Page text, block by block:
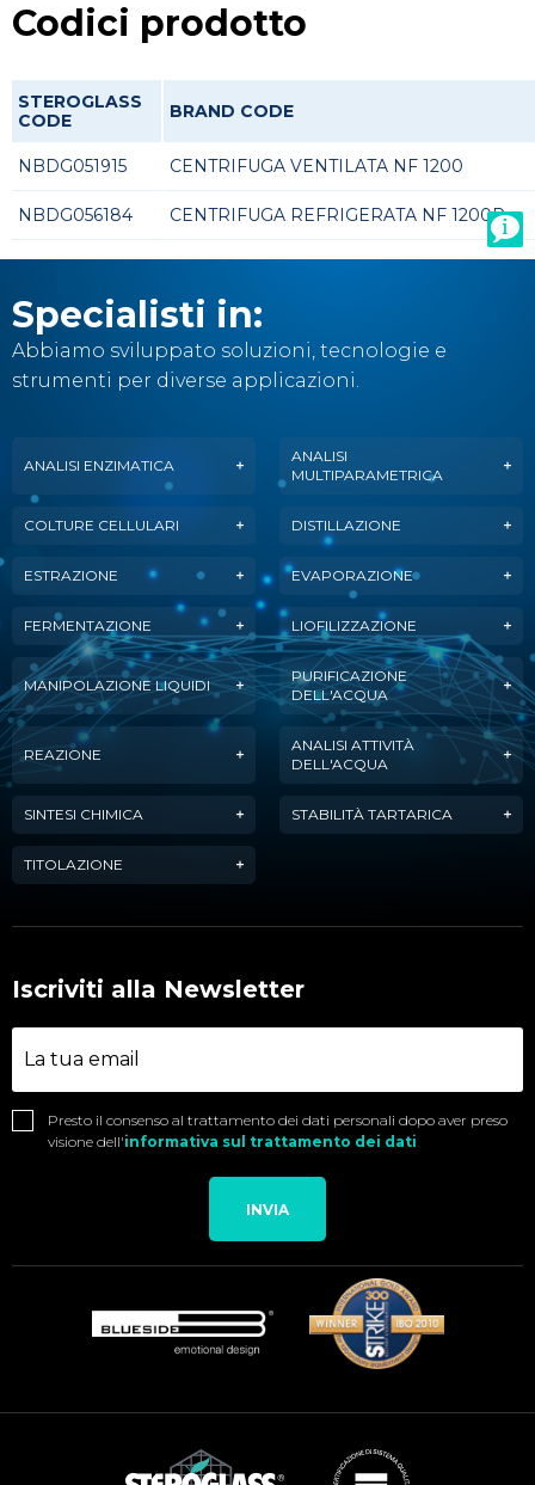
Codici prodotto
STEROGLASS
CODE
BRAND CODE
NBDG051915 CENTRIFUGA VENTILATA NF 1200
NBDG056184 CENTRIFUGA REFRIGERATA NF 1200R
Specialisti in:
Abbiamo sviluppato soluzioni, tecnologie e
strumenti per diverse applicazioni.
ANALISI ENZIMATICA
ANALISI
MULTIPARAMETRICA
COLTURE CELLULARI DISTILLAZIONE
ESTRAZIONE EVAPORAZIONE
FERMENTAZIONE LIOFILIZZAZIONE
MANIPOLAZIONE LIQUIDI
PURIFICAZIONE
DELL'ACQUA
REAZIONE
ANALISI ATTIVITÀ
DELL'ACQUA
SINTESI CHIMICA STABILITÀ TARTARICA
TITOLAZIONE
Iscriviti alla Newsletter
Presto il consenso al trattamento dei dati personali dopo aver preso
visione dell'informativa sul trattamento dei dati
INVIA